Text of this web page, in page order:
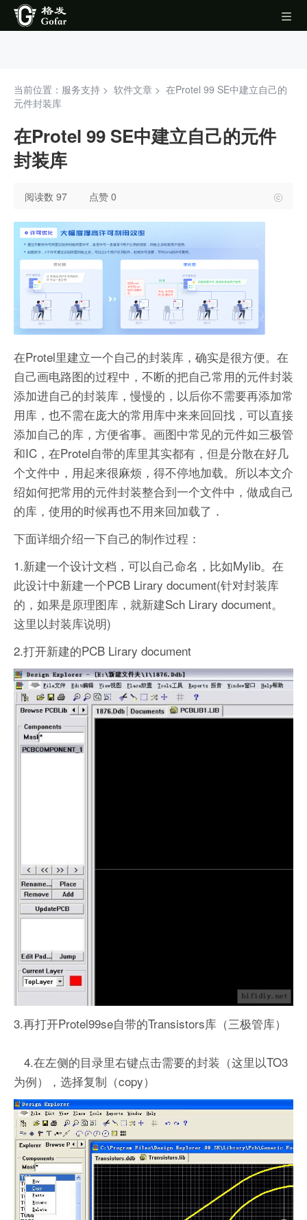
当前位置：服务支持 > 软件文章 > 在Protel 99 SE中建立自己的
元件封装库
在Protel 99 SE中建立自己的元件
封装库
阅读数 97 点赞 0
在Protel里建立一个自己的封装库，确实是很方便。在
自己画电路图的过程中，不断的把自己常用的元件封装
添加进自己的封装库，慢慢的，以后你不需要再添加常
用库，也不需在庞大的常用库中来来回回找，可以直接
添加自己的库，方便省事。画图中常见的元件如三极管
和IC，在Protel自带的库里其实都有，但是分散在好几
个文件中，用起来很麻烦，得不停地加载。所以本文介
绍如何把常用的元件封装整合到一个文件中，做成自己
的库，使用的时候再也不用来回加载了．
下面详细介绍一下自己的制作过程：
1.新建一个设计文档，可以自己命名，比如Mylib。在
此设计中新建一个PCB Lirary document(针对封装库
的，如果是原理图库，就新建Sch Lirary document。
这里以封装库说明)
2.打开新建的PCB Lirary document
3.再打开Protel99se自带的Transistors库（三极管库）
4.在左侧的目录里右键点击需要的封装（这里以TO3
为例），选择复制（copy）